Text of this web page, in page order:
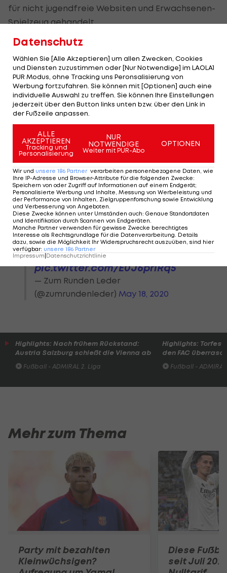
für nicht jugendfreie Websiten und Erwachsenen-
Spielzeug gehandelt.
Zumindest Erfolg brachten die ungewöhnlichen
Anhängerinnen, der FC Gwangju wurde 1:0
geschlagen.
DieK-Leaguefindet derzeit vor leeren Rängen
statt und kann beiLAOLA1 im LIVE-Streamverfolgt
Der FC Seoul wollte für ein
bisschen Stimmung im Stadion
sorgen und bestellte Dutzende
Puppen für die Zuschauerränge.
Geliefert wurden dummerweise
Sexpuppen. Ein
Missverständnis, sagen jetzt
die Verantwortlichen.
pic.twitter.com/E0J6prlRq5
— Zum Runden Leder
(@zumrundenleder) May 18, 2020
Highlights: Nach frühem Rückstand:
Austria Salzburg schießt die Vienna ab
Fußball - ADMIRAL 2. Liga
Highlights:
den FAC
Fußball -
Mehr zum Thema
Party mit bezahlten
Kleinwüchsigen?
Diese
seit Juli
Datenschutz
Wählen Sie [Alle Akzeptieren] um allen Zwecken, Cookies
und Diensten zuzustimmen oder [Nur Notwendige] im LAOLA1
PUR Modus, ohne Tracking uns Peronsalisierung von
Werbung fortzufahren. Sie können mit [Optionen] auch eine
individuelle Auswahl zu treffen. Sie können Ihre Einstellungen
jederzeit über den Button links unten bzw. über den Link in
der Fußzeile anpassen.
ALLE
AKZEPTIEREN
Tracking und
Personalisierung
NUR
NOTWENDIGE
Weiter mit PUR-Abo
OPTIONEN
Wir und unsere 186 Partner verarbeiten personenbezogene Daten, wie
Ihre IP-Adresse und Browser-Attribute für die folgenden Zwecke:
Speichern von oder Zugriff auf Informationen auf einem Endgerät;
Personalisierte Werbung und Inhalte, Messung von Werbeleistung und
der Performance von Inhalten, Zielgruppenforschung sowie Entwicklung
und Verbesserung von Angeboten
Diese Zwecke können unter Umständen auch: Genaue Standortdaten
und Identifikation durch Scannen von Endgeräten
Manche Partner verwenden für gewisse Zwecke berechtigtes
Interesse als Rechtsgrundlage für die Datenverarbeitung. Details
dazu, sowie die Möglichkeit Ihr Widerspruchsrecht auszuüben, sind hier
verfügbar: unsere 186 Partner
Impressum|Datenschutzrichtlinie